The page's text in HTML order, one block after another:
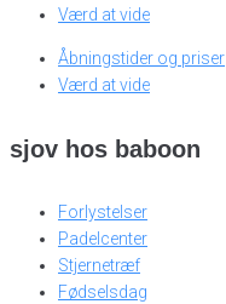
Værd at vide
Åbningstider og priser
Værd at vide
sjov hos baboon
Forlystelser
Padelcenter
Stjernetræf
Fødselsdag